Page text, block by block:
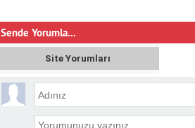
Sende Yorumla...
Site Yorumları